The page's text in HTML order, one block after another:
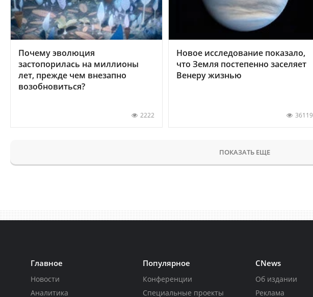
Почему эволюция
застопорилась на миллионы
лет, прежде чем внезапно
возобновиться?
2222
Новое исследование показало,
что Земля постепенно заселяет
Венеру жизнью
36119
ПОКАЗАТЬ ЕЩЕ
Главное
Новости
Аналитика
Популярное
Конференции
Специальные проекты
CNews
Об издании
Реклама